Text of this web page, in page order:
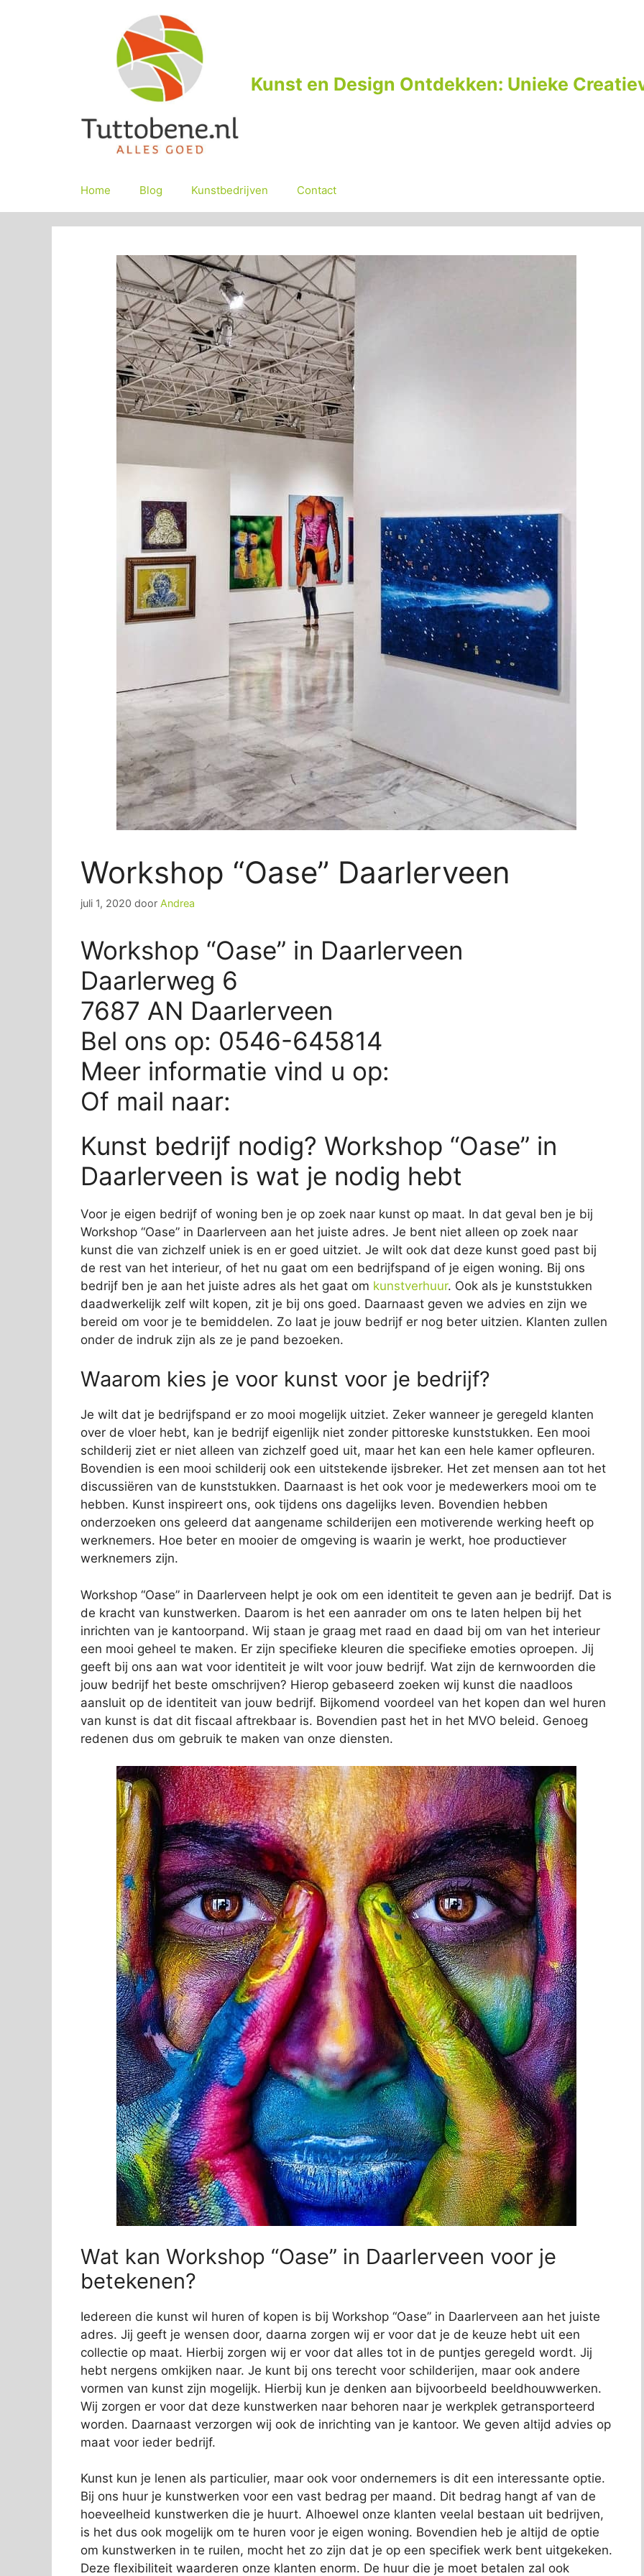
Kunst en Design Ontdekken: Unieke
Home Blog Kunstbedrijven Contact
Workshop “Oase” Daarlerveen
juli 1, 2020 door Andrea
Workshop “Oase” in Daarlerveen
Daarlerweg 6
7687 AN Daarlerveen
Bel ons op: 0546-645814
Meer informatie vind u op:
Of mail naar:
Kunst bedrijf nodig? Workshop “Oase” in
Daarlerveen is wat je nodig hebt
Voor je eigen bedrijf of woning ben je op zoek naar kunst op maat. In dat geval ben je bij
Workshop “Oase” in Daarlerveen aan het juiste adres. Je bent niet alleen op zoek naar
kunst die van zichzelf uniek is en er goed uitziet. Je wilt ook dat deze kunst goed past bij
de rest van het interieur, of het nu gaat om een bedrijfspand of je eigen woning. Bij ons
bedrijf ben je aan het juiste adres als het gaat om kunstverhuur. Ook als je kunststukken
daadwerkelijk zelf wilt kopen, zit je bij ons goed. Daarnaast geven we advies en zijn we
bereid om voor je te bemiddelen. Zo laat je jouw bedrijf er nog beter uitzien. Klanten zullen
onder de indruk zijn als ze je pand bezoeken.
Waarom kies je voor kunst voor je bedrijf?
Je wilt dat je bedrijfspand er zo mooi mogelijk uitziet. Zeker wanneer je geregeld klanten
over de vloer hebt, kan je bedrijf eigenlijk niet zonder pittoreske kunststukken. Een mooi
schilderij ziet er niet alleen van zichzelf goed uit, maar het kan een hele kamer opfleuren.
Bovendien is een mooi schilderij ook een uitstekende ijsbreker. Het zet mensen aan tot het
discussiëren van de kunststukken. Daarnaast is het ook voor je medewerkers mooi om te
hebben. Kunst inspireert ons, ook tijdens ons dagelijks leven. Bovendien hebben
onderzoeken ons geleerd dat aangename schilderijen een motiverende werking heeft op
werknemers. Hoe beter en mooier de omgeving is waarin je werkt, hoe productiever
werknemers zijn.
Workshop “Oase” in Daarlerveen helpt je ook om een identiteit te geven aan je bedrijf. Dat is
de kracht van kunstwerken. Daarom is het een aanrader om ons te laten helpen bij het
inrichten van je kantoorpand. Wij staan je graag met raad en daad bij om van het interieur
een mooi geheel te maken. Er zijn specifieke kleuren die specifieke emoties oproepen. Jij
geeft bij ons aan wat voor identiteit je wilt voor jouw bedrijf. Wat zijn de kernwoorden die
jouw bedrijf het beste omschrijven? Hierop gebaseerd zoeken wij kunst die naadloos
aansluit op de identiteit van jouw bedrijf. Bijkomend voordeel van het kopen dan wel huren
van kunst is dat dit fiscaal aftrekbaar is. Bovendien past het in het MVO beleid. Genoeg
redenen dus om gebruik te maken van onze diensten.
Wat kan Workshop “Oase” in Daarlerveen voor je
betekenen?
Iedereen die kunst wil huren of kopen is bij Workshop “Oase” in Daarlerveen aan het juiste
adres. Jij geeft je wensen door, daarna zorgen wij er voor dat je de keuze hebt uit een
collectie op maat. Hierbij zorgen wij er voor dat alles tot in de puntjes geregeld wordt. Jij
hebt nergens omkijken naar. Je kunt bij ons terecht voor schilderijen, maar ook andere
vormen van kunst zijn mogelijk. Hierbij kun je denken aan bijvoorbeeld beeldhouwwerken.
Wij zorgen er voor dat deze kunstwerken naar behoren naar je werkplek getransporteerd
worden. Daarnaast verzorgen wij ook de inrichting van je kantoor. We geven altijd advies op
maat voor ieder bedrijf.
Kunst kun je lenen als particulier, maar ook voor ondernemers is dit een interessante optie.
Bij ons huur je kunstwerken voor een vast bedrag per maand. Dit bedrag hangt af van de
hoeveelheid kunstwerken die je huurt. Alhoewel onze klanten veelal bestaan uit bedrijven,
is het dus ook mogelijk om te huren voor je eigen woning. Bovendien heb je altijd de optie
om kunstwerken in te ruilen, mocht het zo zijn dat je op een specifiek werk bent uitgekeken.
Deze flexibiliteit waarderen onze klanten enorm. De huur die je moet betalen zal ook